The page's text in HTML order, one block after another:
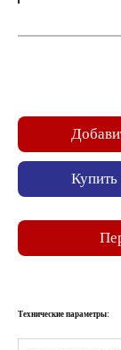
Купить
Технические параметры: